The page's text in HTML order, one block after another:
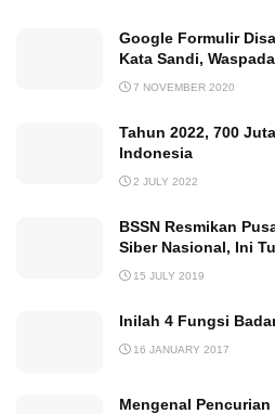
Google Formulir
Kata Sandi,
7 NOVEMBER 2020
Tahun 2022, 700
Indonesia
2 JULY 2022
BSSN Resmikan
Siber Nasional, Ini
15 JULY 2019
Inilah 4 Fungsi
16 JANUARY 2017
Mengenal